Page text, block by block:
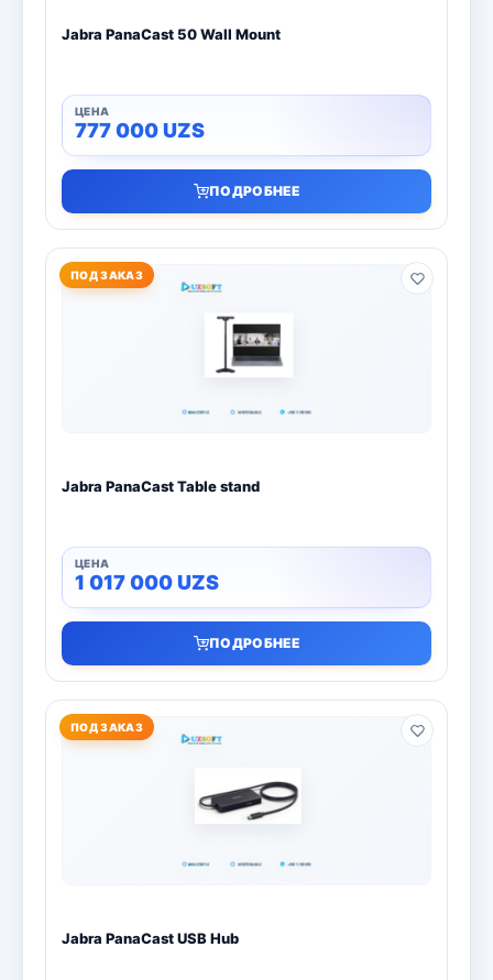
Jabra PanaCast 50 Wall Mount
777 000UZS
ПОДРОБНЕЕ
ПОД ЗАКАЗ
Jabra PanaCast Table stand
1 017 000UZS
ПОДРОБНЕЕ
ПОД ЗАКАЗ
Jabra PanaCast USB Hub